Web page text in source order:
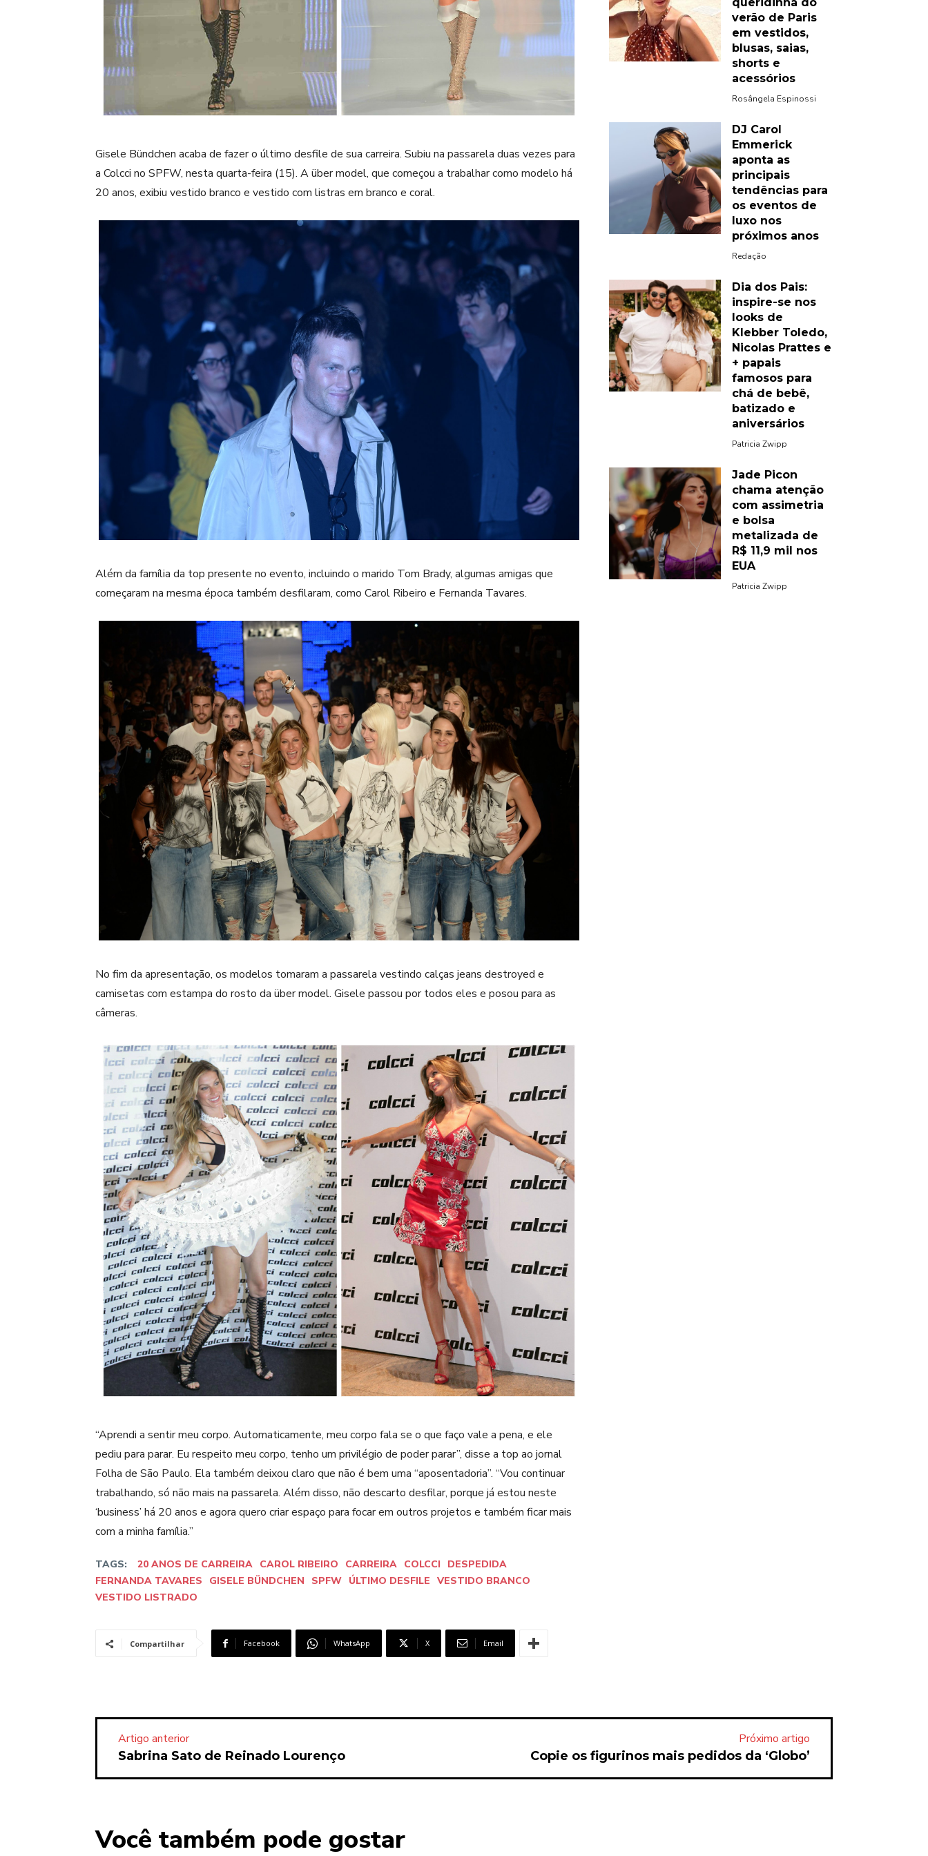
Gisele Bündchen acaba de fazer o último desfile de sua carreira. Subiu na passarela duas vezes para
a Colcci no SPFW, nesta quarta-feira (15). A über model, que começou a trabalhar como modelo há
20 anos, exibiu vestido branco e vestido com listras em branco e coral.
Além da família da top presente no evento, incluindo o marido Tom Brady, algumas amigas que
começaram na mesma época também desfilaram, como Carol Ribeiro e Fernanda Tavares.
No fim da apresentação, os modelos tomaram a passarela vestindo calças jeans destroyed e
camisetas com estampa do rosto da über model. Gisele passou por todos eles e posou para as
câmeras.
“Aprendi a sentir meu corpo. Automaticamente, meu corpo fala se o que faço vale a pena, e ele
pediu para parar. Eu respeito meu corpo, tenho um privilégio de poder parar”, disse a top ao jornal
Folha de São Paulo. Ela também deixou claro que não é bem uma “aposentadoria”. “Vou continuar
trabalhando, só não mais na passarela. Além disso, não descarto desfilar, porque já estou neste
‘business’ há 20 anos e agora quero criar espaço para focar em outros projetos e também ficar mais
com a minha família.”
TAGS: 20 ANOS DE CARREIRA CAROL RIBEIRO CARREIRA COLCCI
DESPEDIDA
FERNANDA TAVARES
GISELE BÜNDCHEN SPFW ÚLTIMO DESFILE VESTIDO BRANCO
VESTIDO LISTRADO
Compartilhar Facebook WhatsApp X Email
verão de Paris
em vestidos,
blusas, saias,
shorts e
acessórios
Rosângela Espinossi
DJ Carol
Emmerick
aponta as
principais
tendências para
os eventos de
luxo nos
próximos anos
Redação
Dia dos Pais:
inspire-se nos
looks de
Klebber Toledo,
Nicolas Prattes e
+ papais
famosos para
chá de bebê,
batizado e
aniversários
Patricia Zwipp
Jade Picon
chama atenção
com assimetria
e bolsa
metalizada de
R$ 11,9 mil nos
EUA
Patricia Zwipp
Artigo anterior
Sabrina Sato de Reinado Lourenço
Próximo artigo
Copie os figurinos mais pedidos da ‘Globo’
Você também pode gostar